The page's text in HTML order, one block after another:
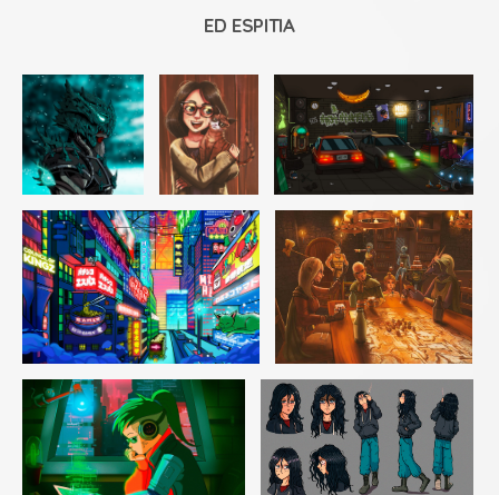
ED ESPITIA